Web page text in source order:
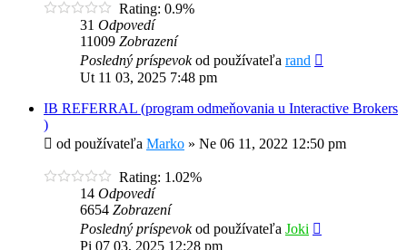
Rating: 0.9%
31 Odpovedí
11009 Zobrazení
Posledný príspevokod používateľa rand
Ut 11 03, 2025 7:48 pm
IB REFERRAL (program odmeňovania u Interactive Brokers
)
od používateľa Marko » Ne 06 11, 2022 12:50 pm
Rating: 1.02%
14 Odpovedí
6654 Zobrazení
Posledný príspevokod používateľa Joki
Pi 07 03, 2025 12:28 pm